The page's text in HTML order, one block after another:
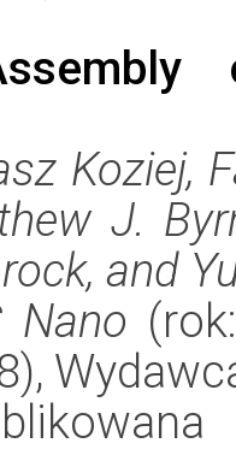
Koziej,
J.
and
Nano